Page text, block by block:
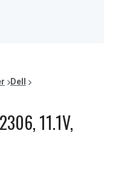
Dell
11.1V,